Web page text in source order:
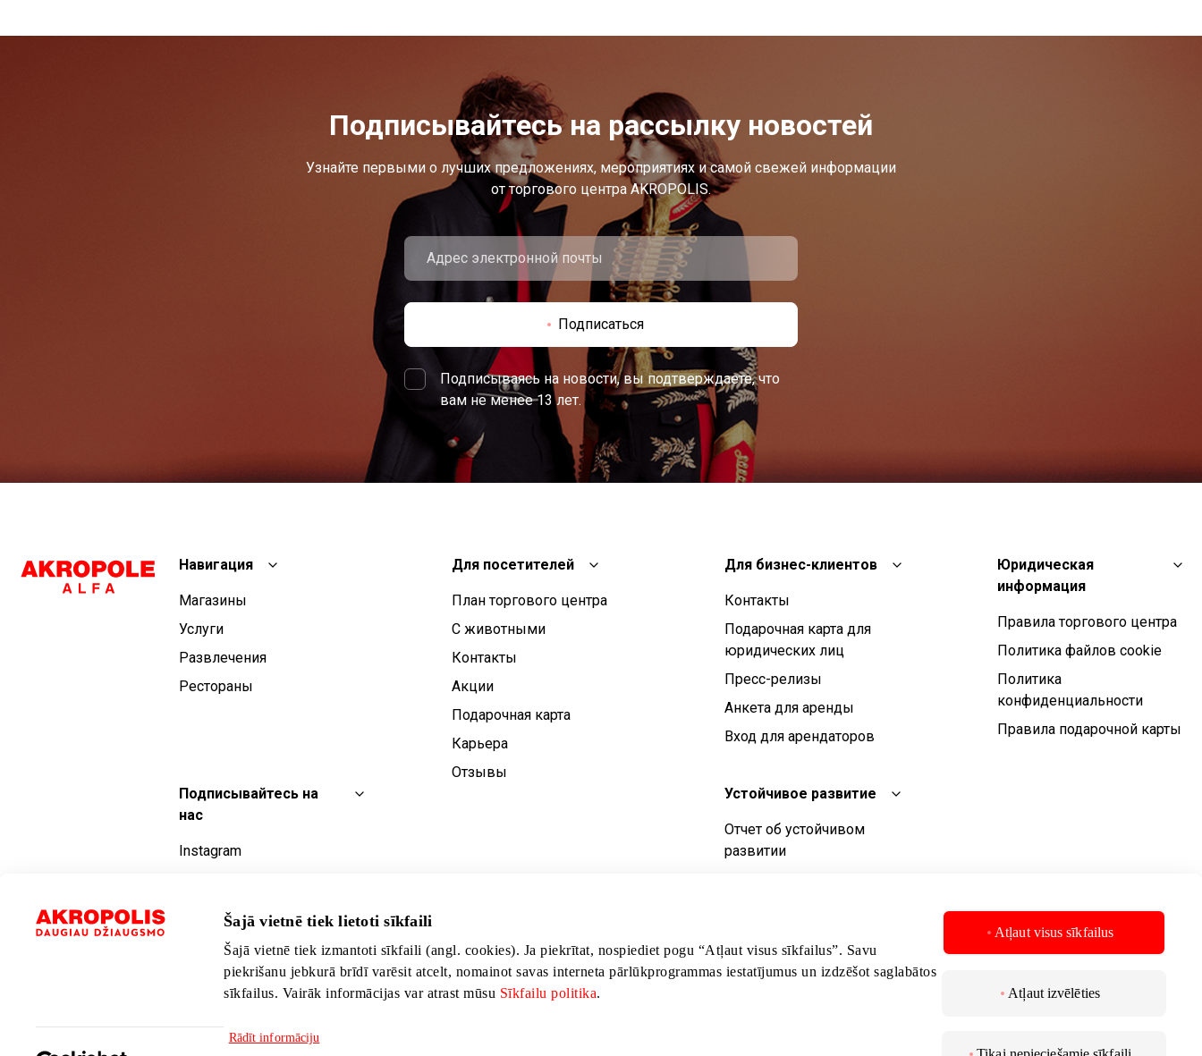
Šajā vietnē tiek lietoti sīkfaili
Šajā vietnē tiek izmantoti sīkfaili (angl. cookies). Ja piekrītat, nospiediet pogu “Atļaut visus sīkfailus”. Savu
piekrišanu jebkurā brīdī varēsit atcelt, nomainot savas interneta pārlūkprogrammas iestatījumus un izdzēšot saglabātos
sīkfailus. Vairāk informācijas var atrast mūsu Sīkfailu politika.
Rādīt informāciju
Atļaut visus sīkfailus
Atļaut izvēlēties
Подписывайтесь на рассылку новостей
Узнайте первыми о лучших предложениях, мероприятиях и самой свежей информации
от торгового центра AKROPOLIS.
Подписаться
Подписываясь на новости, вы подтверждаете, что
вам не менее 13 лет.
Навигация
Магазины
Услуги
Развлечения
Рестораны
Для посетителей
План торгового центра
С животными
Контакты
Aкции
Подарочная карта
Карьера
Отзывы
Для бизнес-клиентов
Контакты
Подарочная карта для
юридических лиц
Пресс-релизы
Анкета для аренды
Вход для арендаторов
Устойчивое развитие
Отчет об устойчивом
развитии
Юридическая
информация
Правила торгового центра
Политика файлов cookie
Политика
конфиденциальности
Правила подарочной карты
Подписывайтесь на
нас
Instagram
YouTube